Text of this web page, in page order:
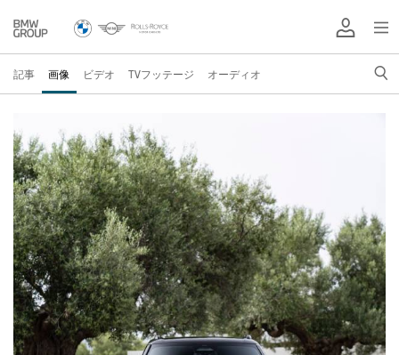
記事 画像 ビデオ TVフッテージ オーディオ